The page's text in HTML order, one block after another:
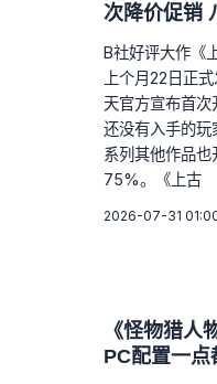
次降价促销
B社好评大作《
上个月22日正
天官方宣布首次
还没有入手的
系列其他作品
75%。《上古
2026-07-31
《怪物猎人
PC配置一点